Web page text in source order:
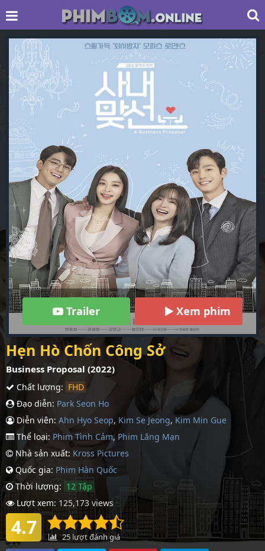
Trailer Xem phim
Hẹn Hò Chốn Công Sở
Business Proposal (2022)
Chất lượng: FHD
Đạo diễn: Park Seon Ho
Diễn viên: Ahn Hyo Seop, Kim Se Jeong, Kim Min Gue
Thể loại: Phim Tình Cảm, Phim Lãng Mạn
Nhà sản xuất: Kross Pictures
Quốc gia: Phim Hàn Quốc
Thời lượng: 12 Tập
Lượt xem: 125,173 views
4.7 25 lượt đánh giá